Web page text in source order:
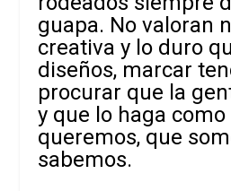
guapa. No valoran
creativa y lo duro
diseños, marcar
procurar que la
y que lo haga
queremos, que
sabemos.